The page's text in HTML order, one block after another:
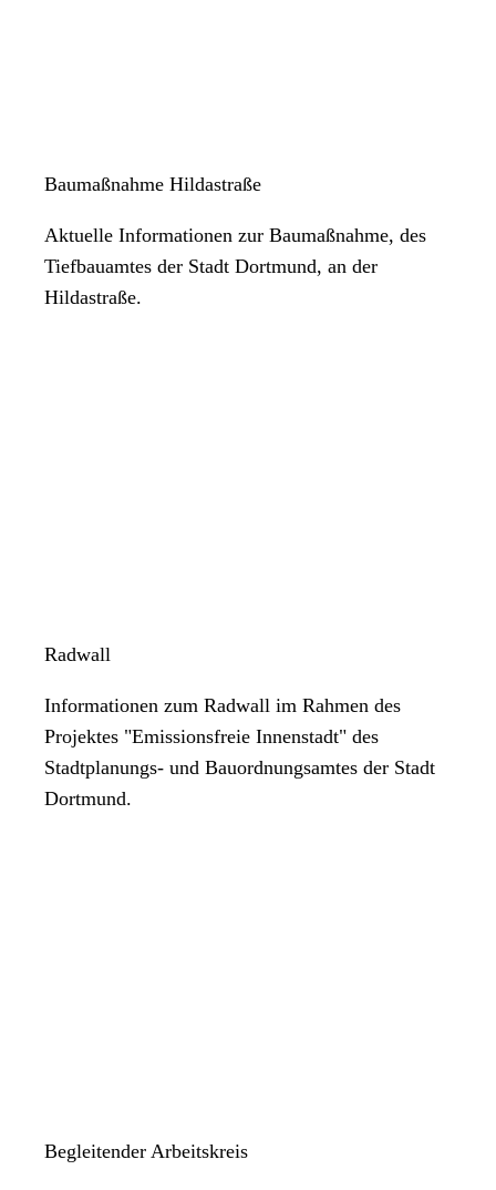
Baumaßnahme Hildastraße
Aktuelle Informationen zur Baumaßnahme, des
Tiefbauamtes der Stadt Dortmund, an der
Hildastraße.
Radwall
Informationen zum Radwall im Rahmen des
Projektes "Emissionsfreie Innenstadt" des
Stadtplanungs- und Bauordnungsamtes der Stadt
Dortmund.
Begleitender Arbeitskreis